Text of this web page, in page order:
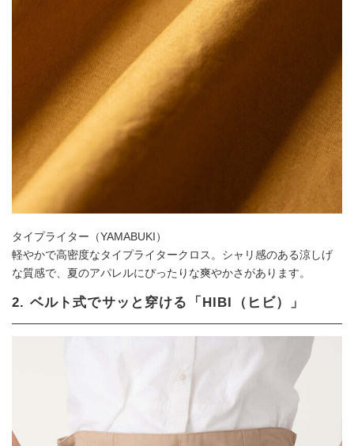
タイプライター（YAMABUKI）
軽やかで高密度なタイプライタークロス。シャリ感のある涼しげ
な質感で、夏のアパレルにぴったりな爽やかさがあります。
2. ベルト式でサッと穿ける「HIBI（ヒビ）」